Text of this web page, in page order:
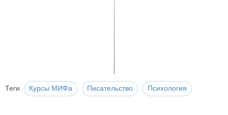
Теги Курсы МИФа Писательство Психология